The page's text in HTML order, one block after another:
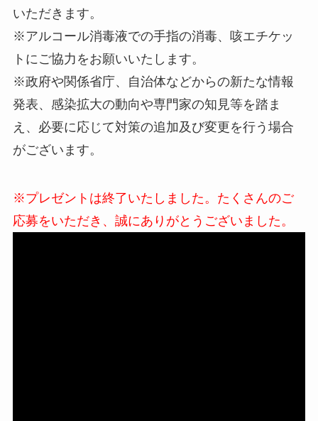
いただきます。
※アルコール消毒液での手指の消毒、咳エチケッ
トにご協力をお願いいたします。
※政府や関係省庁、自治体などからの新たな情報
発表、感染拡大の動向や専門家の知見等を踏ま
え、必要に応じて対策の追加及び変更を行う場合
がございます。
※プレゼントは終了いたしました。たくさんのご
応募をいただき、誠にありがとうございました。